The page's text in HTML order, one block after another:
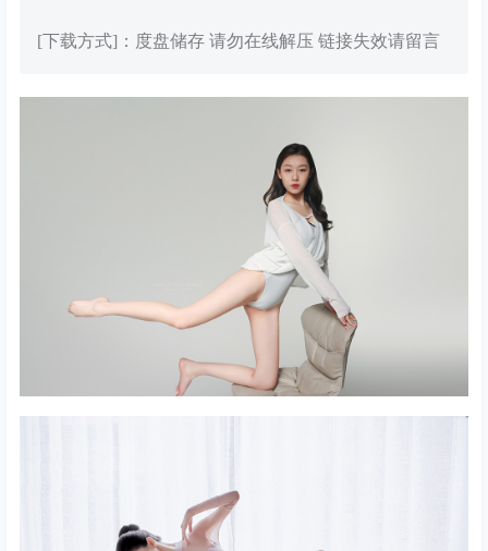
[下载方式]：度盘储存 请勿在线解压 链接失效请留言